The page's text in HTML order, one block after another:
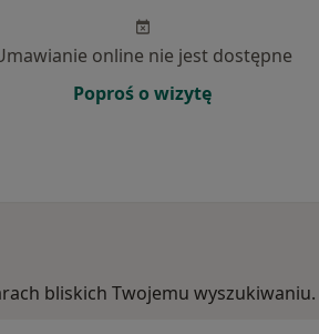
online nie jest dostępne
Poproś o wizytę
bliskich Twojemu wyszukiwaniu.